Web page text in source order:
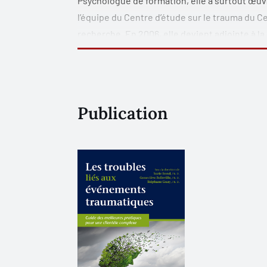
l’équipe du Centre d’étude sur le trauma
recherche. En 2006, elle devient adjointe à
psychothérapie à distance
itinérantes, autochtones, immigrantes,
unique au Canada, qui implique un volet
del’American Burn Association
soulignant du même coup sa contribution à
À ce jour, elle a enseigné une quinzaine de
qu’aux étudiants du certificat en
des étudiants en psychologie ou des
Publication